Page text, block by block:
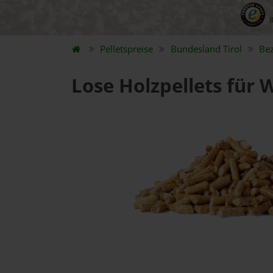
Pelletspreise Bundesland Tirol
Lose Holzpellets für